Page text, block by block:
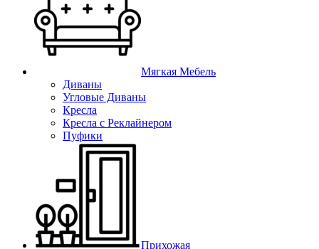
Мягкая Мебель
Диваны
Угловые Диваны
Кресла
Кресла с Реклайнером
Пуфики
Прихожая